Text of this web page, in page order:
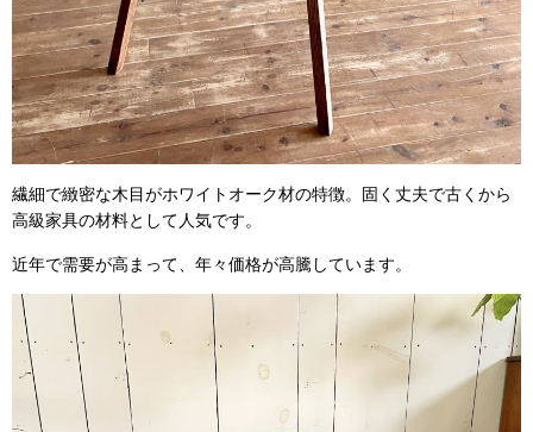
繊細で緻密な木目がホワイトオーク材の特徴。固く丈夫で古くから
高級家具の材料として人気です。
近年で需要が高まって、年々価格が高騰しています。